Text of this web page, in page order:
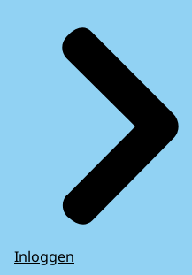
Inloggen